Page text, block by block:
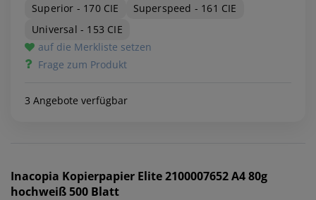
Superior - 170 CIE
Superspeed - 161 CIE
Universal - 153 CIE
auf die Merkliste setzen
Frage zum Produkt
3 Angebote verfügbar
Inacopia Kopierpapier Elite 2100007652 A4 80g
hochweiß 500 Blatt